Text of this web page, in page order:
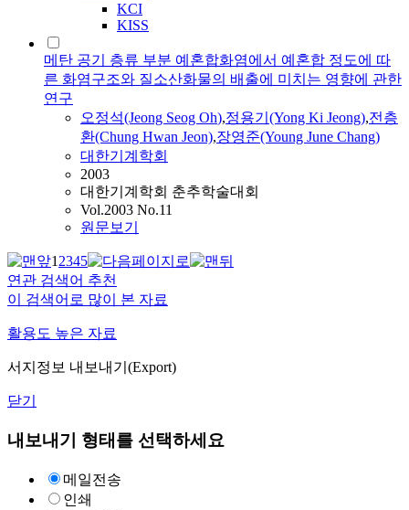
KCI
KISS
메탄 공기 층류 부분 예혼합화염에서 예혼합 정도에 따
른 화염구조와 질소산화물의 배출에 미치는 영향에 관한
연구
오정석(Jeong Seog Oh),정용기(Yong Ki Jeong),전층
환(Chung Hwan Jeon),장영준(Young June Chang)
대한기계학회
2003
대한기계학회 춘추학술대회
Vol.2003 No.11
원문보기
12345
연관 검색어 추천
이 검색어로 많이 본 자료
활용도 높은 자료
서지정보 내보내기(Export)
닫기
내보내기 형태를 선택하세요
메일전송
인쇄